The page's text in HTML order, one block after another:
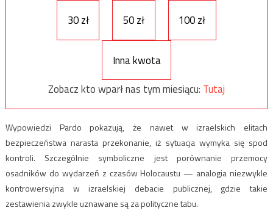
30 zł 50 zł 100 zł
Inna kwota
Zobacz kto wparł nas tym miesiącu: Tutaj
Wypowiedzi Pardo pokazują, że nawet w izraelskich elitach
bezpieczeństwa narasta przekonanie, iż sytuacja wymyka się spod
kontroli. Szczególnie symboliczne jest porównanie przemocy
osadników do wydarzeń z czasów Holocaustu — analogia niezwykle
kontrowersyjna w izraelskiej debacie publicznej, gdzie takie
zestawienia zwykle uznawane są za polityczne tabu.